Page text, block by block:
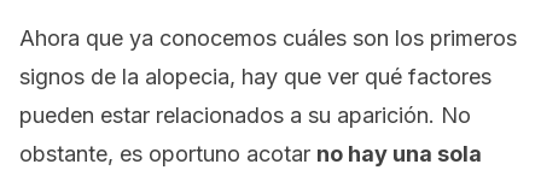
Ahora que ya conocemos cuáles son los primeros
signos de la alopecia, hay que ver qué factores
pueden estar relacionados a su aparición. No
obstante, es oportuno acotar no hay una sola